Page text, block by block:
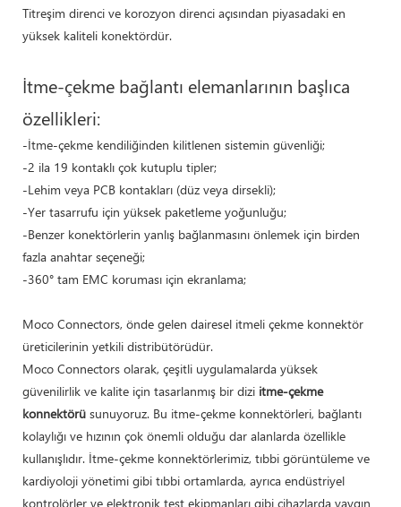
Titreşim direnci ve korozyon direnci açısından piyasadaki en
yüksek kaliteli konektördür.
İtme-çekme bağlantı elemanlarının başlıca
özellikleri:
-İtme-çekme kendiliğinden kilitlenen sistemin güvenliği;
-2 ila 19 kontaklı çok kutuplu tipler;
-Lehim veya PCB kontakları (düz veya dirsekli);
-Yer tasarrufu için yüksek paketleme yoğunluğu;
-Benzer konektörlerin yanlış bağlanmasını önlemek için birden
fazla anahtar seçeneği;
-360° tam EMC koruması için ekranlama;
Moco Connectors, önde gelen dairesel itmeli çekme konnektör
üreticilerinin yetkili distribütörüdür.
Moco Connectors olarak, çeşitli uygulamalarda yüksek
güvenilirlik ve kalite için tasarlanmış bir dizi itme-çekme
konnektörü sunuyoruz. Bu itme-çekme konnektörleri, bağlantı
kolaylığı ve hızının çok önemli olduğu dar alanlarda özellikle
kullanışlıdır. İtme-çekme konnektörlerimiz, tıbbi görüntüleme ve
kardiyoloji yönetimi gibi tıbbi ortamlarda, ayrıca endüstriyel
kontrolörler ve elektronik test ekipmanları gibi cihazlarda yaygın